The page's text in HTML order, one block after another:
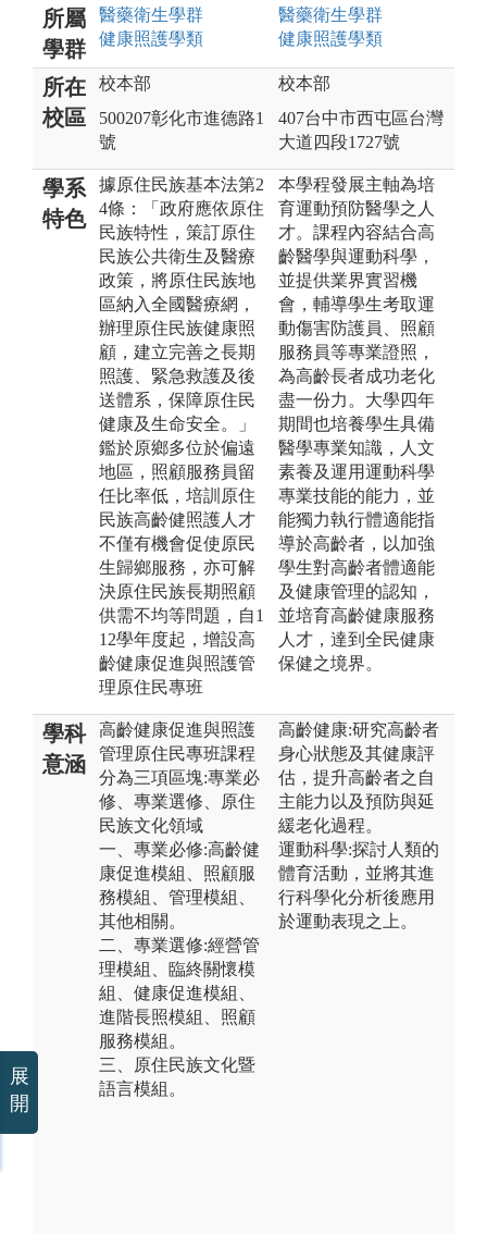
所屬
學群
醫藥衛生學群
健康照護學類
醫藥衛生學群
健康照護學類
所在
校區
校本部
500207彰化市進德路1
號
校本部
407台中市西屯區台灣
大道四段1727號
學系
特色
據原住民族基本法第2
4條：「政府應依原住
民族特性，策訂原住
民族公共衛生及醫療
政策，將原住民族地
區納入全國醫療網，
辦理原住民族健康照
顧，建立完善之長期
照護、緊急救護及後
送體系，保障原住民
健康及生命安全。」
鑑於原鄉多位於偏遠
地區，照顧服務員留
任比率低，培訓原住
民族高齡健照護人才
不僅有機會促使原民
生歸鄉服務，亦可解
決原住民族長期照顧
供需不均等問題，自1
12學年度起，增設高
齡健康促進與照護管
理原住民專班
本學程發展主軸為培
育運動預防醫學之人
才。課程內容結合高
齡醫學與運動科學，
並提供業界實習機
會，輔導學生考取運
動傷害防護員、照顧
服務員等專業證照，
為高齡長者成功老化
盡一份力。大學四年
期間也培養學生具備
醫學專業知識，人文
素養及運用運動科學
專業技能的能力，並
能獨力執行體適能指
導於高齡者，以加強
學生對高齡者體適能
及健康管理的認知，
並培育高齡健康服務
人才，達到全民健康
保健之境界。
學科
意涵
高齡健康促進與照護
管理原住民專班課程
分為三項區塊:專業必
修、專業選修、原住
民族文化領域
一、專業必修:高齡健
康促進模組、照顧服
務模組、管理模組、
其他相關。
二、專業選修:經營管
理模組、臨終關懷模
組、健康促進模組、
進階長照模組、照顧
服務模組。
三、原住民族文化暨
語言模組。
高齡健康:研究高齡者
身心狀態及其健康評
估，提升高齡者之自
主能力以及預防與延
緩老化過程。
運動科學:探討人類的
體育活動，並將其進
行科學化分析後應用
於運動表現之上。
展
開